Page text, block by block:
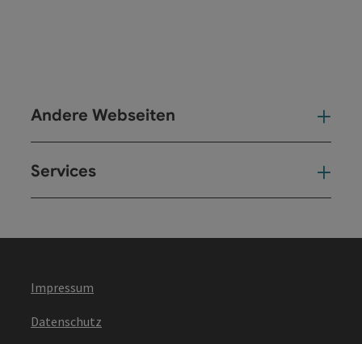
Andere Webseiten
Services
Impressum
Datenschutz